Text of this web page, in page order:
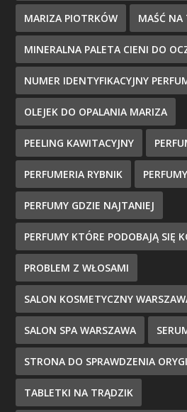
MARIZA PIOTRKÓW MAŚĆ NA
MINERALNA PALETA CIENI DO
NUMER IDENTYFIKACYJNY
OLEJEK DO OPALANIA MARIZA
PEELING KAWITACYJNY
PERFUMERIA RYBNIK
PERFUMY GDZIE NAJTANIEJ
PERFUMY KTÓRE PODOBAJĄ SIĘ
PROBLEM Z WŁOSAMI
SALON KOSMETYCZNY
SALON SPA WARSZAWA
STRONA DO SPRAWDZENIA
TABLETKI NA TRĄDZIK